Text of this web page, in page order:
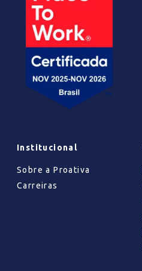
Institucional
Sobre a Proativa
Carreiras